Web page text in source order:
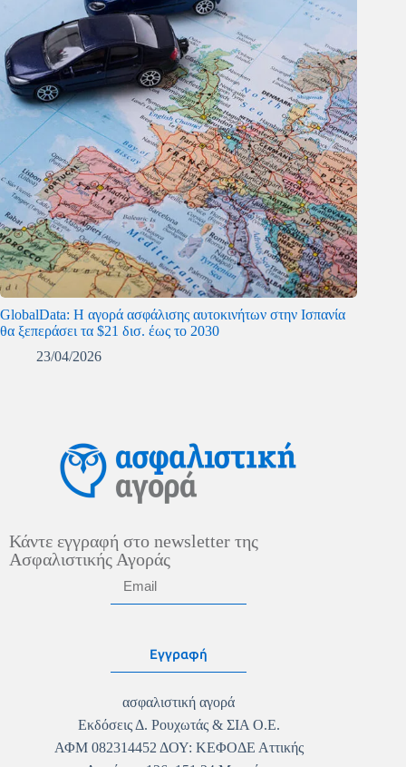
GlobalData: Η αγορά ασφάλισης αυτοκινήτων στην Ισπανία
θα ξεπεράσει τα $21 δισ. έως το 2030
23/04/2026
Κάντε εγγραφή στο newsletter της
Ασφαλιστικής Αγοράς
Εγγραφή
ασφαλιστική αγορά
Εκδόσεις Δ. Ρουχωτάς & ΣΙΑ Ο.Ε.
ΑΦΜ 082314452 ΔΟΥ: ΚΕΦΟΔΕ Αττικής